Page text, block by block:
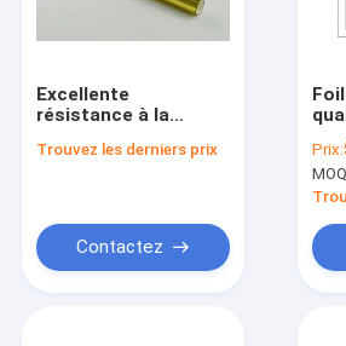
Excellente
résistance à la
d'estampage pour
Trouvez les derniers prix
Contactez
Prix: